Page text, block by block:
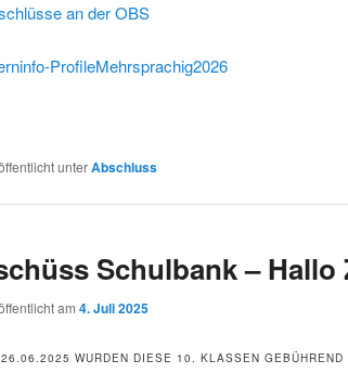
an der OBS
ProfileMehrsprachig2026
unterAbschluss
Schulbank –
am 4. Juli 2025
WURDEN DIESE 10. KLASSEN GEBÜHREND